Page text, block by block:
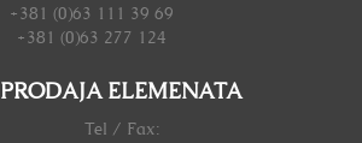
+381 (0)63 111 39 69
+381 (0)63 277 124
PRODAJA ELEMENATA
Tel / Fax: